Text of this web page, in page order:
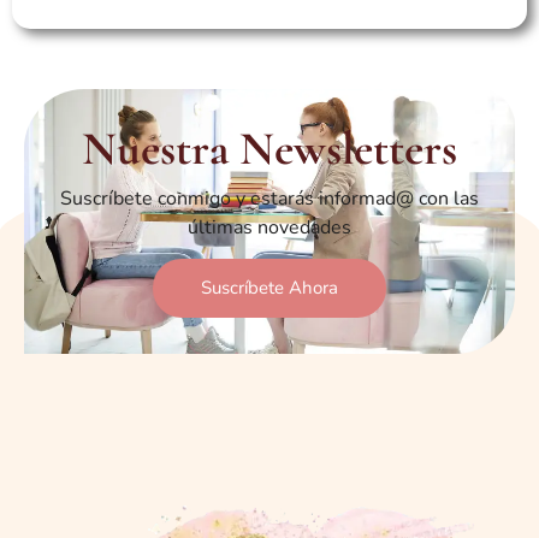
Nuestra Newsletters
Suscríbete conmigo y estarás informad@ con las
últimas novedades
Suscríbete Ahora